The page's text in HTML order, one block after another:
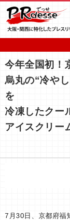
今年全国初！
烏丸の“冷や
を
冷凍したクー
アイスクリー
7月30日、京都府福